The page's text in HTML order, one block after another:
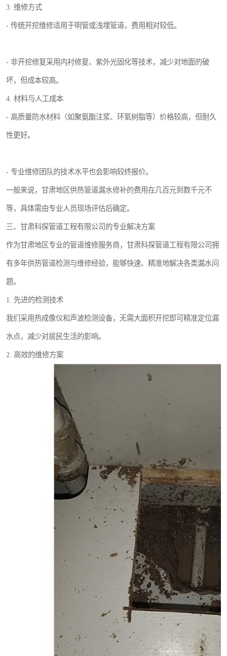
3. 维修方式
- 传统开挖维修适用于明管或浅埋管道，费用相对较低。
- 非开挖修复采用内衬修复、紫外光固化等技术，减少对地面的破
坏，但成本较高。
4. 材料与人工成本
- 高质量防水材料（如聚氨酯注浆、环氧树脂等）价格较高，但耐久
性更好。
- 专业维修团队的技术水平也会影响较终报价。
一般来说，甘肃地区供热管道漏水修补的费用在几百元到数千元不
等，具体需由专业人员现场评估后确定。
三、甘肃科探管道工程有限公司的专业解决方案
作为甘肃地区专业的管道维修服务商，甘肃科探管道工程有限公司拥
有多年供热管道检测与维修经验，能够快速、精准地解决各类漏水问
题。
1. 先进的检测技术
我们采用热成像仪和声波检测设备，无需大面积开挖即可精准定位漏
水点，减少对居民生活的影响。
2. 高效的维修方案